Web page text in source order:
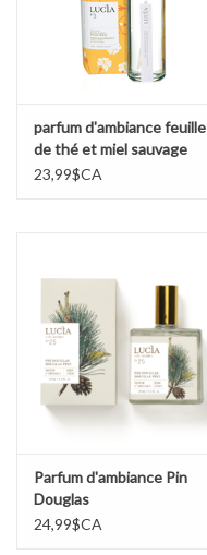
parfum d'ambiance feuille
de thé et miel sauvage
23,99$CA
Parfum d'ambiance Pin
Douglas
24,99$CA